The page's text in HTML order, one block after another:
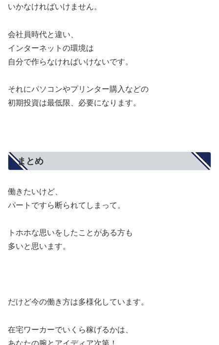
いかなければいけません。
会社員時代と違い、
インターネットの環境は
自分で作らなければいけないです。
それにパソコンやプリンター購入などの
初期投資は最低限、必要になります。
まとめ
働きたいけど、
パートですら断られてしまって。
トホホな思いをしたことがある方も
多いと思います。
だけど今の働き方は多様化しています。
在宅ワーカーでいくら稼げるかは、
あなたの腕とアイディア次第！